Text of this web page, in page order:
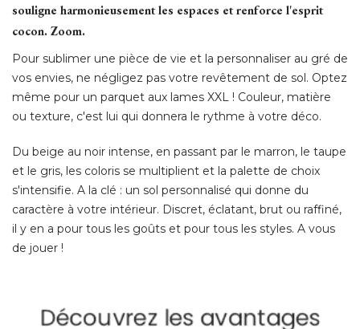
souligne harmonieusement les espaces et renforce l'esprit
cocon. Zoom.
Pour sublimer une pièce de vie et la personnaliser au gré de
vos envies, ne négligez pas votre revêtement de sol. Optez
même pour un parquet aux lames XXL ! Couleur, matière
ou texture, c'est lui qui donnera le rythme à votre déco.
Du beige au noir intense, en passant par le marron, le taupe
et le gris, les coloris se multiplient et la palette de choix
s'intensifie. A la clé : un sol personnalisé qui donne du
caractère à votre intérieur. Discret, éclatant, brut ou raffiné,
il y en a pour tous les goûts et pour tous les styles. A vous
de jouer !